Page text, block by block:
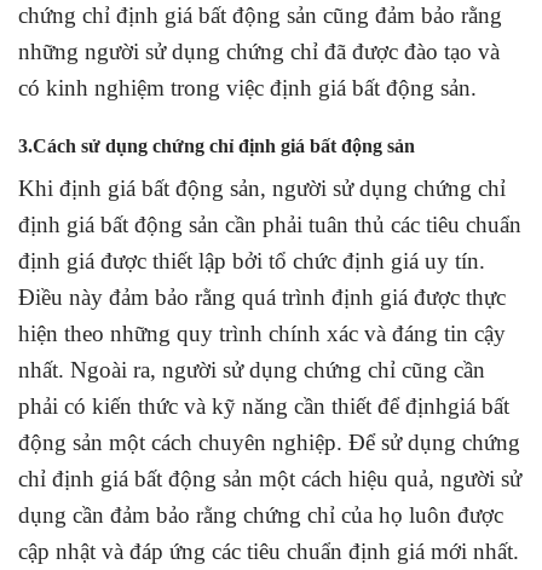
chứng chỉ định giá bất động sản cũng đảm bảo rằng
những người sử dụng chứng chỉ đã được đào tạo và
có kinh nghiệm trong việc định giá bất động sản.
3.Cách sử dụng chứng chỉ định giá bất động sản
Khi định giá bất động sản, người sử dụng chứng chỉ
định giá bất động sản cần phải tuân thủ các tiêu chuẩn
định giá được thiết lập bởi tổ chức định giá uy tín.
Điều này đảm bảo rằng quá trình định giá được thực
hiện theo những quy trình chính xác và đáng tin cậy
nhất. Ngoài ra, người sử dụng chứng chỉ cũng cần
phải có kiến thức và kỹ năng cần thiết để địnhgiá bất
động sản một cách chuyên nghiệp. Để sử dụng chứng
chỉ định giá bất động sản một cách hiệu quả, người sử
dụng cần đảm bảo rằng chứng chỉ của họ luôn được
cập nhật và đáp ứng các tiêu chuẩn định giá mới nhất.